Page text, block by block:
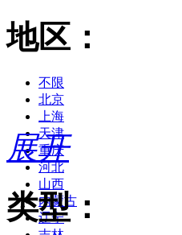
地区：
不限
北京
上海
天津
重庆
河北
山西
内蒙古
辽宁
展开
类型：